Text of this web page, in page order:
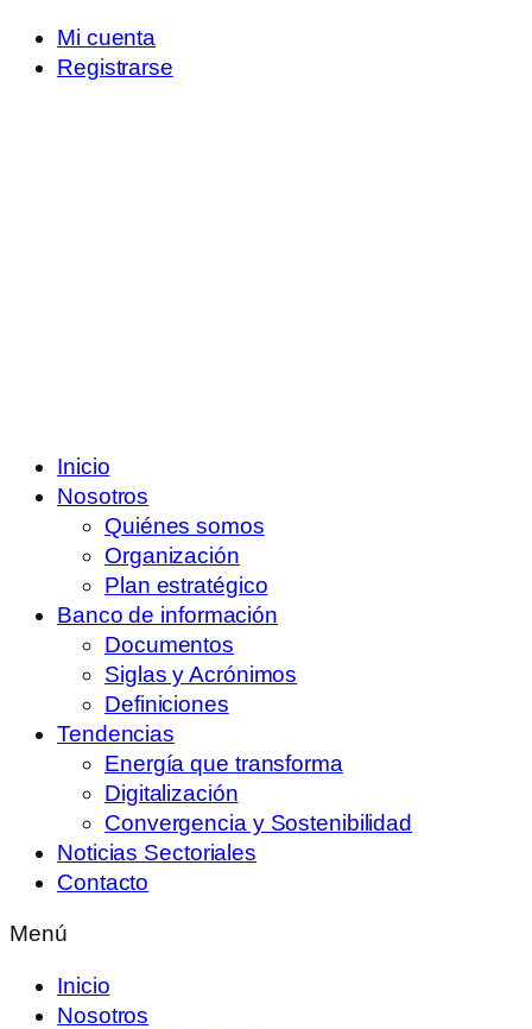
Mi cuenta
Registrarse
Inicio
Nosotros
Quiénes somos
Organización
Plan estratégico
Banco de información
Documentos
Siglas y Acrónimos
Definiciones
Tendencias
Energía que transforma
Digitalización
Convergencia y Sostenibilidad
Noticias Sectoriales
Contacto
Menú
Inicio
Nosotros